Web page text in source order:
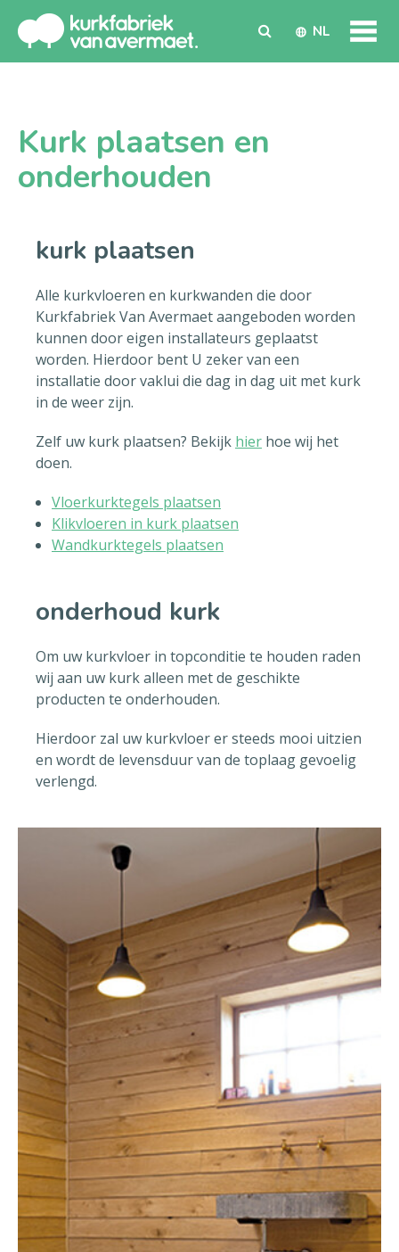
NL
Kurk plaatsen en
onderhouden
kurk plaatsen
Alle kurkvloeren en kurkwanden die door
Kurkfabriek Van Avermaet aangeboden worden
kunnen door eigen installateurs geplaatst
worden. Hierdoor bent U zeker van een
installatie door vaklui die dag in dag uit met kurk
in de weer zijn.
Zelf uw kurk plaatsen? Bekijk hier hoe wij het
doen.
Vloerkurktegels plaatsen
Klikvloeren in kurk plaatsen
Wandkurktegels plaatsen
onderhoud kurk
Om uw kurkvloer in topconditie te houden raden
wij aan uw kurk alleen met de geschikte
producten te onderhouden.
Hierdoor zal uw kurkvloer er steeds mooi uitzien
en wordt de levensduur van de toplaag gevoelig
verlengd.